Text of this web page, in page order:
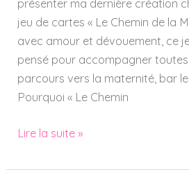
présenter ma dernière création
jeu de cartes « Le Chemin de la
avec amour et dévouement, ce
pensé pour accompagner
parcours vers la maternité, bar
Pourquoi « Le Chemin
Lire la suite »